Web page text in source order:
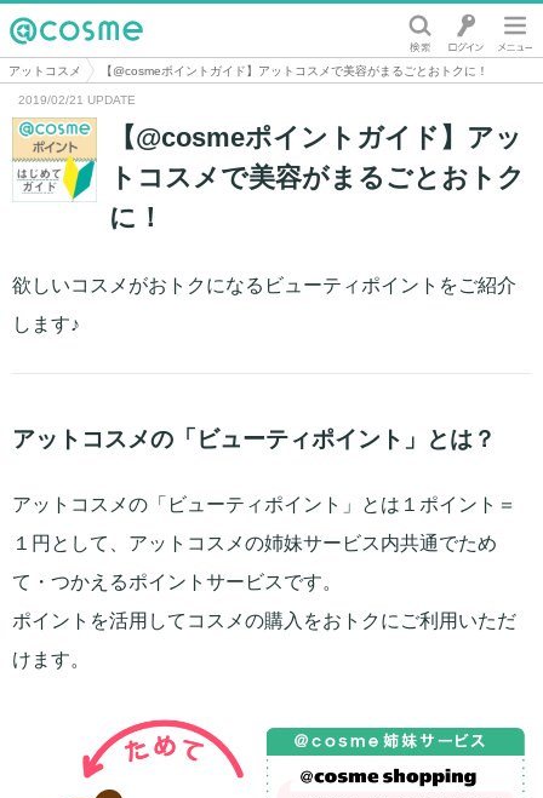
@cosme
アットコスメ 【@cosmeポイントガイド】アットコスメで美容がまるごとおトクに！
2019/02/21 UPDATE
【@cosmeポイントガイド】アッ
トコスメで美容がまるごとおトク
に！
欲しいコスメがおトクになるビューティポイントをご紹介
します♪
アットコスメの「ビューティポイント」とは？
アットコスメの「ビューティポイント」とは１ポイント＝
１円として、アットコスメの姉妹サービス内共通でため
て・つかえるポイントサービスです。
ポイントを活用してコスメの購入をおトクにご利用いただ
けます。